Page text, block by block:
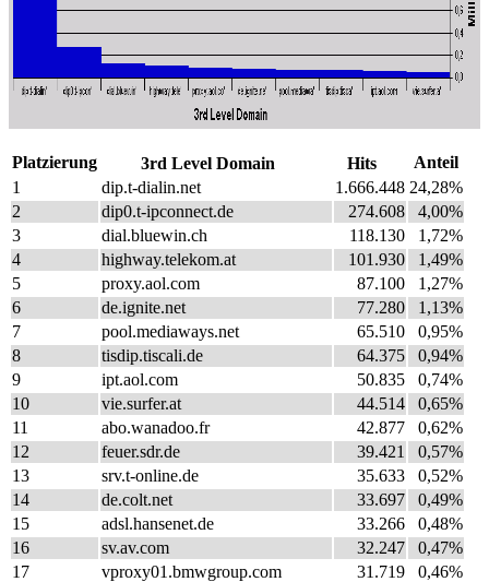
Platzierung 3rd Level Domain Hits
Anteil
1
dip.t-dialin.net 1.666.448 24,28%
2
dip0.t-ipconnect.de 274.608
4,00%
3
dial.bluewin.ch 118.130
1,72%
4
highway.telekom.at 101.930
1,49%
5
proxy.aol.com 87.100
1,27%
6
de.ignite.net 77.280
1,13%
7
pool.mediaways.net 65.510
0,95%
8
tisdip.tiscali.de 64.375
0,94%
9
ipt.aol.com 50.835
0,74%
10
vie.surfer.at 44.514
0,65%
11
abo.wanadoo.fr 42.877
0,62%
12
feuer.sdr.de 39.421
0,57%
13
srv.t-online.de 35.633
0,52%
14
de.colt.net 33.697
0,49%
15
adsl.hansenet.de 33.266
0,48%
16
sv.av.com 32.247
0,47%
17
vproxy01.bmwgroup.com 31.719
0,46%